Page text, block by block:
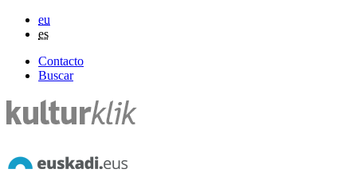
eu
es
Contacto
Buscar